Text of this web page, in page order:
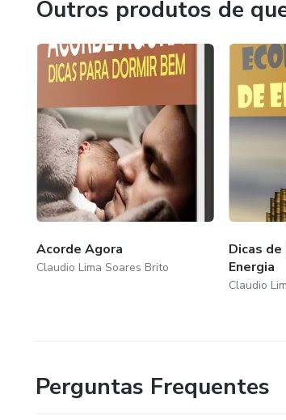
Outros produtos de
Acorde Agora
Claudio Lima Soares Brito
Dicas de
Energia
Claudio
Perguntas Frequentes